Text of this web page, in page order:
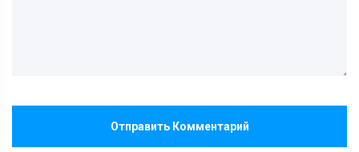
Отправить Комментарий